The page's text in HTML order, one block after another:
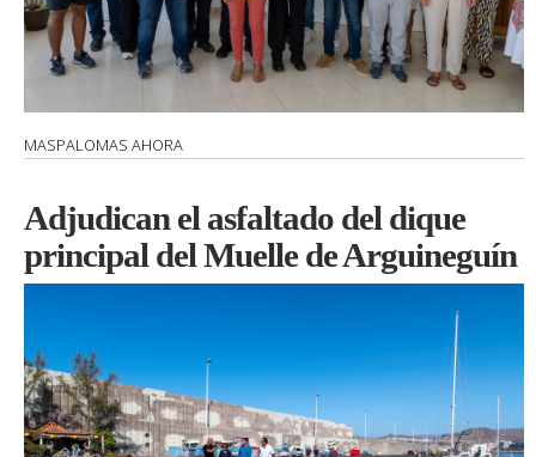
MASPALOMAS AHORA
Adjudican el asfaltado del dique
principal del Muelle de Arguineguín